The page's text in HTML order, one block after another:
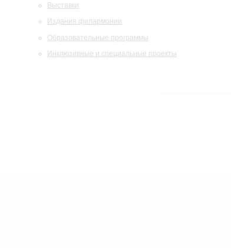
Выставки
Издания филармонии
Образовательные программы
Инклюзивные и специальные проекты